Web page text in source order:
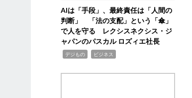
AIは「手段」、最終責任は「人間の
判断」 「法の支配」という「傘」
で人を守る レクシスネクシス・ジ
ャパンのパスカル ロズィエ社長
デジもの ビジネス